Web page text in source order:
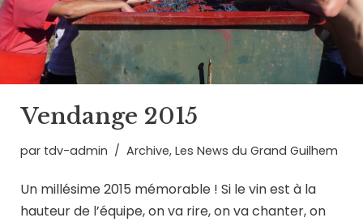
Vendange 2015
par tdv-admin Archive, Les News du Grand Guilhem
Un millésime 2015 mémorable ! Si le vin est à la
hauteur de l’équipe, on va rire, on va chanter, on